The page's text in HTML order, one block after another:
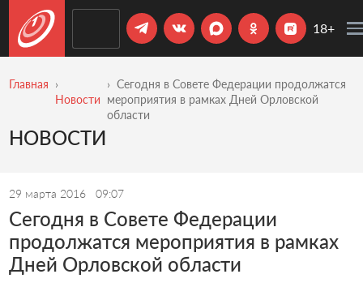
18+
Главная
Новости
Сегодня в Совете Федерации продолжатся
мероприятия в рамках Дней Орловской
области
НОВОСТИ
29 марта 2016 09:07
Сегодня в Совете Федерации
продолжатся мероприятия в рамках
Дней Орловской области